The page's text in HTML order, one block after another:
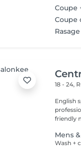
Coupe
Coupe
18 - 24,
English
friendly
Mens
Wash +